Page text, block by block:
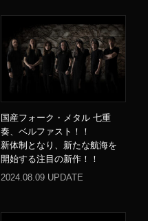
国産フォーク・メタル 七重
奏、ベルファスト！！
新体制となり、新たな航海を
開始する注目の新作！！
2024.08.09 UPDATE